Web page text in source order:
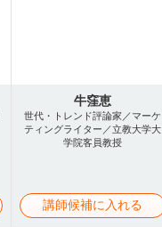
牛窪恵
世代・トレンド評論家／マーケ
ティングライター／立教大学大
学院客員教授
講師候補に入れる